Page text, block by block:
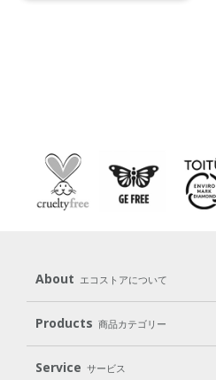
About エコストアについて
メッセージ ブランドストー
パッケージへのこだわり
Products 商品カテゴリー
Laundry
Service サービス